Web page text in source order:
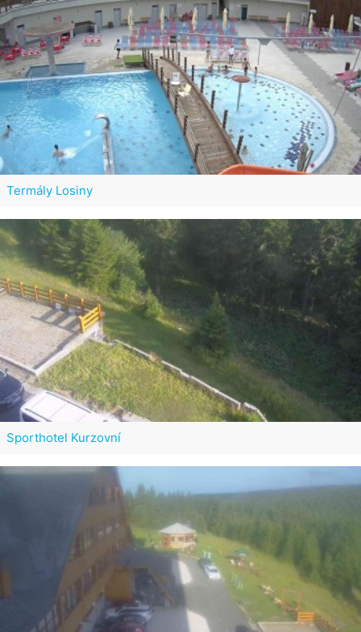
Termály Losiny
Sporthotel Kurzovní